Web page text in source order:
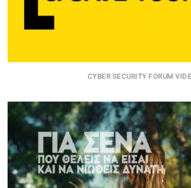
CYBER SECURITY FORUM